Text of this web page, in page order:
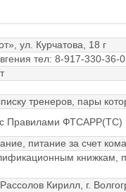
ул. Курчатова, 18 г
тел: 8-917-330-
тренеров, пары
с Правилами ФТСАРР(ТС)
питание за счет
книжкам,
Кирилл, г.